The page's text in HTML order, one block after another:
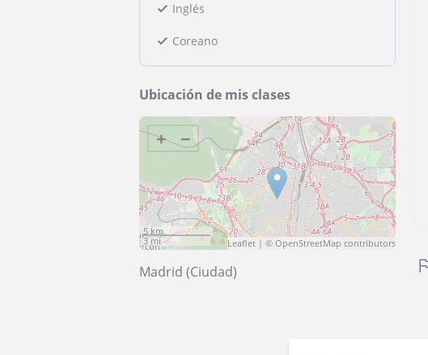
Inglés
Coreano
Ubicación de mis clases
+ −
5 km
3 mi
Leaflet | ©OpenStreetMap contributors
Madrid (Ciudad)